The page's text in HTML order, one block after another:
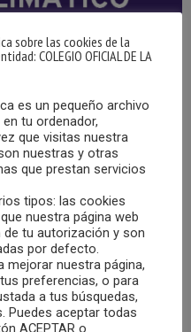
CLIMÁTICO EN
EL TRABAJO”
lugar la jornada técnica
en la seguridad y
por el Instituto Nacional de
dependiente del Ministerio
junto con la oficina de la
sobre las cookies de la
COLEGIO OFICIAL DE LA
es un pequeño archivo
tu ordenador,
que visitas nuestra
nuestras y otras
que prestan servicios
tipos: las cookies
nuestra página web
tu autorización y son
por defecto.
mejorar nuestra página,
preferencias, o para
a tus búsquedas,
Puedes aceptar todas
ACEPTAR o